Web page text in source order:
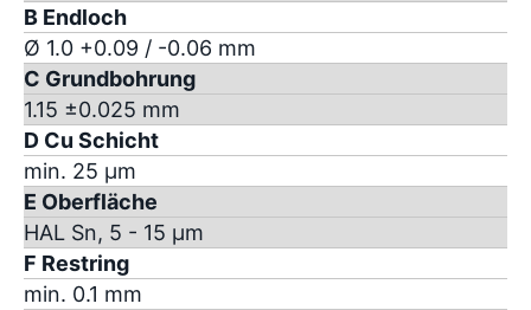
B Endloch
Ø 1.0 +0.09 / -0.06 mm
C Grundbohrung
1.15 ±0.025 mm
D Cu Schicht
min. 25 µm
E Oberfläche
HAL Sn, 5 - 15 µm
F Restring
min. 0.1 mm